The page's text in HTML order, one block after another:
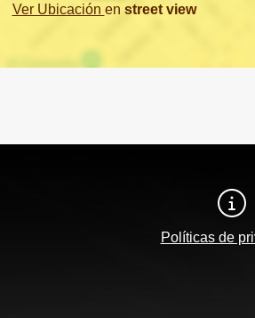
Ver Ubicación en street view
Políticas de